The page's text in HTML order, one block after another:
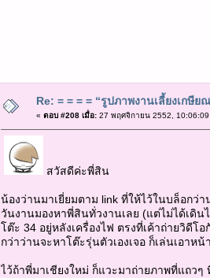
Re: = = = = “รูปภาพงานเลี้ยงเกษี
« ตอบ #208 เมื่อ:27 พฤศจิกายน 2552, 10:06:09
สวัสดีค่ะพี่สิน
น้องว่านมาเยี่ยมตาม link ที่ให้ไว้ในบล็อกว่า
วันงานมองหาพี่สินทั่วงานเลย (แต่ไม่ได้เดิน
โต๊ะ 34 อยู่หลังเครื่องไฟ ตรงที่เค้าถ่ายวิดีโอ
กว่าว่านจะหาโต๊ะรุ่นตัวเองเจอ ก็เล่นเอาห
ไว้ถ้าพี่มาเชียงใหม่ ก็แวะมาถ่ายภาพที่แถว